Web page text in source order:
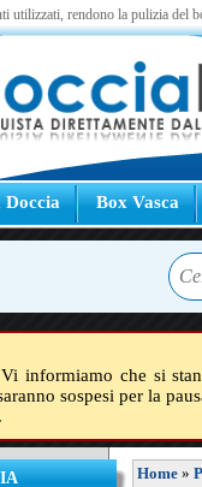
utilizzati, rendono la pulizia del
Doccia Box Vasca
informiamo che si
sospesi per la
Home »